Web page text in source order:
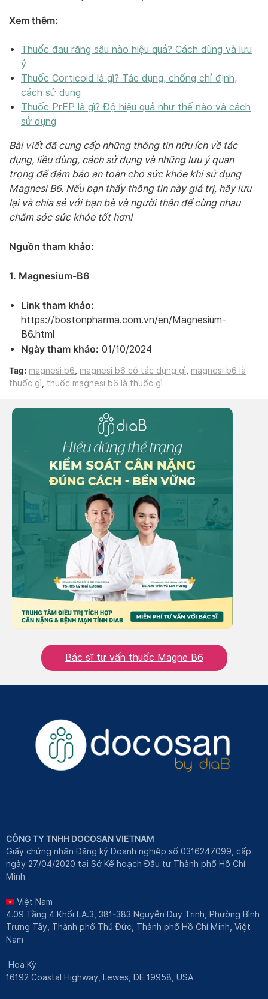
Xem thêm:
Thuốc đau răng sâu nào hiệu quả? Cách dùng và lưu
ý
Thuốc Corticoid là gì? Tác dụng, chống chỉ định,
cách sử dụng
Thuốc PrEP là gì? Độ hiệu quả như thế nào và cách
sử dụng
Bài viết đã cung cấp những thông tin hữu ích về tác
dụng, liều dùng, cách sử dụng và những lưu ý quan
trọng để đảm bảo an toàn cho sức khỏe khi sử dụng
Magnesi B6. Nếu bạn thấy thông tin này giá trị, hãy lưu
lại và chia sẻ với bạn bè và người thân để cùng nhau
chăm sóc sức khỏe tốt hơn!
Nguồn tham khảo:
1. Magnesium-B6
Link tham khảo:
https://bostonpharma.com.vn/en/Magnesium-
B6.html
Ngày tham khảo: 01/10/2024
Tag: magnesi b6, magnesi b6 có tác dụng gì, magnesi b6 là
thuốc gì, thuốc magnesi b6 là thuốc gì
Bác sĩ tư vấn thuốc Magne B6
CÔNG TY TNHH DOCOSAN VIETNAM
Giấy chứng nhận Đăng ký Doanh nghiệp số 0316247099, cấp
ngày 27/04/2020 tại Sở Kế hoạch Đầu tư Thành phố Hồ Chí
Minh
Việt Nam
4.09 Tầng 4 Khối LA.3, 381-383 Nguyễn Duy Trinh, Phường Bình
Trưng Tây, Thành phố Thủ Đức, Thành phố Hồ Chí Minh, Việt
Nam
Hoa Kỳ
16192 Coastal Highway, Lewes, DE 19958, USA